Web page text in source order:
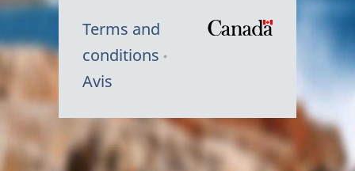
Terms and
conditions
Avis
Symbole
du
Canada